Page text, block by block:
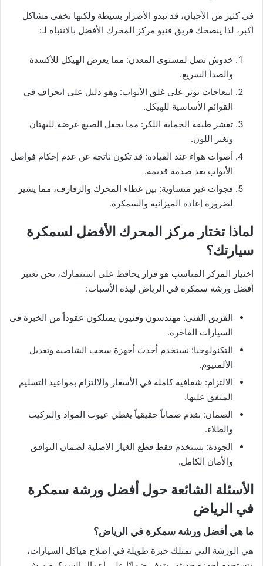
​في كثير من الأحيان، قد تبدو الأضرار بسيطة ولكنها تخفي مشاكل
أكبر، لذا ينصحك فريق فنيو مركز المحرك الأفضل بالانتباه لـ:
​خدوش تصل لمستوى المعدن: مما يعرض الهيكل للأكسدة
والصدأ السريع.
​انبعاجات تؤثر على غلق الأبواب: وهو دليل على انحراف في
القوائم الأساسية للهيكل.
​تقشر طبقة الحماية اللكر: مما يجعل الصبغ عرضة للبهتان
وتغير اللون.
​أصوات هواء عند القيادة: قد تكون ناتجة عن عدم إحكام فواصل
الأبواب بعد صدمة قديمة.
​فجوات غير متساوية: بين غطاء المحرك والرفارف، مما يشير
لضرورة إعادة الميزانية والسمكرة.
​لماذا تختار مركز المحرك الأفضل لسمكرة
سيارتك؟
​اختيار المركز المناسب هو قرار يحافظ على استثمارك، نحن نعتبر
أفضل ورشة سمكرة في الرياض لهذه الأسباب:
​الفريق الفني: مهندسون وفنيون يمتلكون عقوداً من الخبرة في
السيارات الفاخرة.
​التكنولوجيا: نستخدم أحدث أجهزة سحب الشاصيه وتعديل
الألمنيوم.
​الالتزام: شفافية كاملة في الأسعار والالتزام بمواعيد التسليم
المتفق عليها.
​الضمان: نقدم ضماناً حقيقياً يغطي عيوب المواد والتركيب
والطلاء.
​الجودة: نستخدم فقط قطع الغيار الأصلية لضمان التوافق
والأمان الكامل.
الأسئلة الشائعة حول أفضل ورشة سمكرة
في الرياض
ما هي أفضل ورشة سمكرة في الرياض؟
هي الورشة التي تمتلك خبرة طويلة في إصلاح هياكل السيارات،